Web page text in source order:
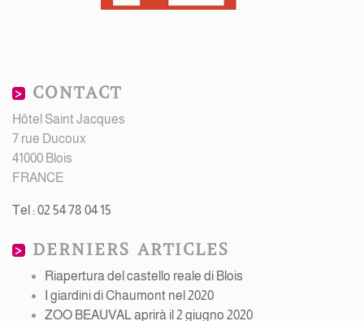
CONTACT
Hôtel Saint Jacques
7 rue Ducoux
41000 Blois
FRANCE
Tel : 02 54 78 04 15
DERNIERS ARTICLES
Riapertura del castello reale di Blois
I giardini di Chaumont nel 2020
ZOO BEAUVAL aprirà il 2 giugno 2020